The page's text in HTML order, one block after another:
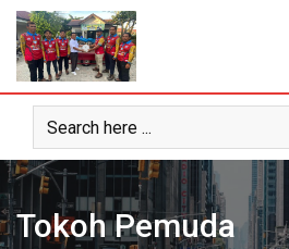
Skip
content
Tokoh Pemuda